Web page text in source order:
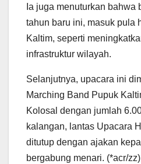
Ia juga menuturkan bahwa
tahun baru ini, masuk pula
Kaltim, seperti
infrastruktur wilayah.
Selanjutnya, upacara ini
Marching Band Pupuk
Kolosal dengan jumlah
kalangan, lantas Upacara
ditutup dengan ajakan
bergabung menari. (*acr/zz)